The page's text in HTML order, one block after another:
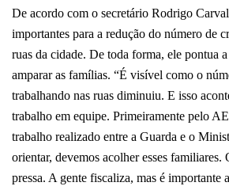
De acordo com o secretário Rodrigo
importantes para a redução do número de
ruas da cidade. De toda forma, ele pontua
amparar as famílias. “É visível como o
trabalhando nas ruas diminuiu. E isso
trabalho em equipe. Primeiramente pelo
trabalho realizado entre a Guarda e o
orientar, devemos acolher esses familiares.
pressa. A gente fiscaliza, mas é importante